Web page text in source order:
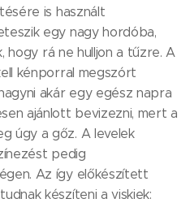
is használt
egy nagy hordóba,
hogy rá ne hulljon a tűzre. A
kénporral megszórt
akár egy egész napra
ajánlott bevizezni, mert a
úgy a gőz. A levelek
pedig
Az így előkészített
készíteni a viskiek: